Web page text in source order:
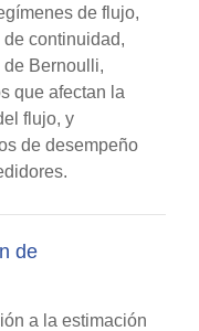
de flujo,
continuidad,
Bernoulli,
que afectan la
flujo, y
de desempeño
de
a la estimación